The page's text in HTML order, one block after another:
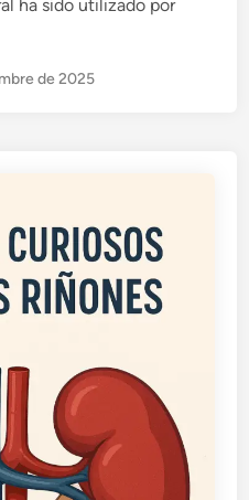
ha sido utilizado por
de 2025